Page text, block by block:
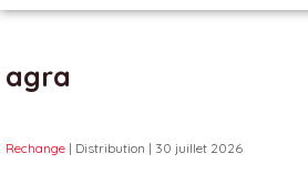
agra
Rechange | Distribution | 30 juillet 2026